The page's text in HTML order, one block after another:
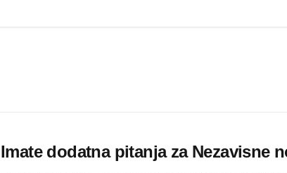
Imate dodatna pitanja za Nezavisne